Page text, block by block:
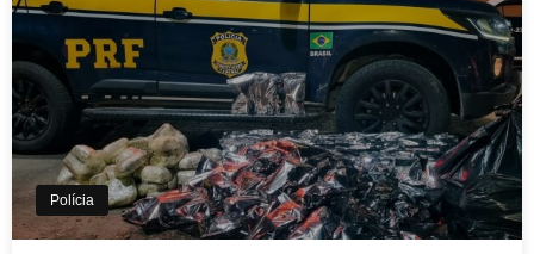
Polícia